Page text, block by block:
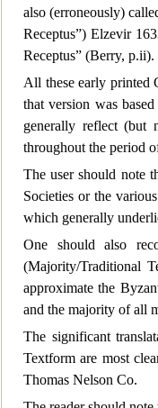
also (erroneously)
Receptus”) Elzevir
Receptus” (Berry, p.ii).
All these early printed
that version was
generally reflect (but
throughout the period
The user should note
Societies or the
which generally
One should also
(Majority/Traditional
approximate the Byzan
and the majority of all
The significant tran
Textform are most
Thomas Nelson Co.